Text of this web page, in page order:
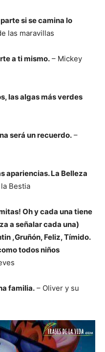
si se camina lo
las maravillas
a ti mismo. – Mickey
las algas más verdes
será un recuerdo. –
apariencias. La Belleza
Bestia
Oh y cada una tiene
a a señalar cada una)
,Gruñón, Feliz,Tímido.
todos niños
familia. – Oliver y su